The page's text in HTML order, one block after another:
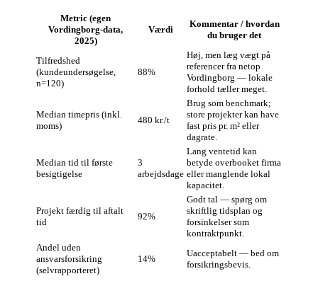
Metric (egen
Vordingborg‑data,
2025)
Værdi
Kommentar / hvordan
du bruger det
Tilfredshed
(kundeundersøgelse,
n=120)
88%
Høj, men læg vægt på
referencer fra netop
Vordingborg — lokale
forhold tæller meget.
Median timepris (inkl.
moms)
480 kr./t
Brug som benchmark;
store projekter kan have
fast pris pr. m² eller
dagrate.
Median tid til første
besigtigelse
3
arbejdsdage
Lang ventetid kan
betyde overbooket firma
eller manglende lokal
kapacitet.
Projekt færdig til aftalt
tid
92%
Godt tal — spørg om
skriftlig tidsplan og
forsinkelser som
kontraktpunkt.
Andel uden
ansvarsforsikring
(selvrapporteret)
14%
Uacceptabelt — bed om
forsikringsbevis.